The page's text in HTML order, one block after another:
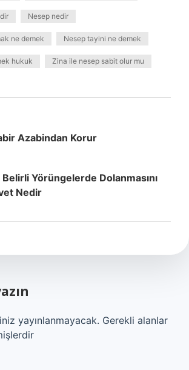
Nesep nedir
ne demek Nesep tayini ne demek
hukuk Zina ile nesep sabit olur mu
Azabindan Korur
Yörüngelerde Dolanmasını
Nedir
yayınlanmayacak. Gerekli alanlar